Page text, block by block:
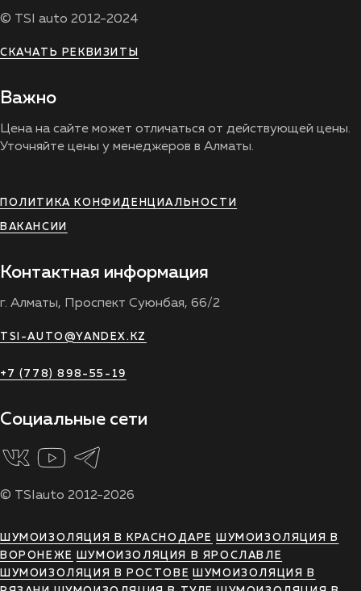
© TSI auto 2012-2024
СКАЧАТЬ РЕКВИЗИТЫ
Важно
Цена на сайте может отличаться от действующей цены.
Уточняйте цены у менеджеров в Алматы.
ПОЛИТИКА КОНФИДЕНЦИАЛЬНОСТИ
ВАКАНСИИ
Контактная информация
г. Алматы, Проспект Суюнбая, 66/2
TSI-AUTO@YANDEX.KZ
+7 (778) 898-55-19
Социальные сети
© TSIauto 2012-2026
ШУМОИЗОЛЯЦИЯ В КРАСНОДАРЕ
ШУМОИЗОЛЯЦИЯ В
ВОРОНЕЖЕ
ШУМОИЗОЛЯЦИЯ В ЯРОСЛАВЛЕ
ШУМОИЗОЛЯЦИЯ В РОСТОВЕ
ШУМОИЗОЛЯЦИЯ В